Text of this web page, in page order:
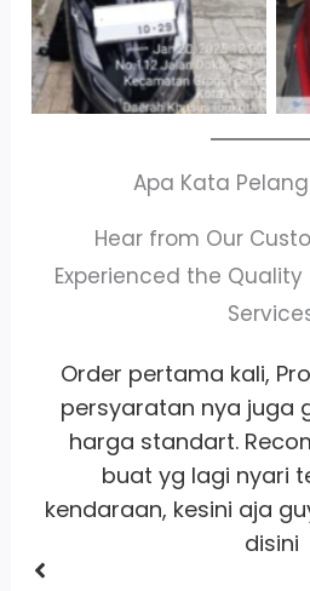
Apa Kata
Hear from Our
Experienced the
Whort it banget
satset recomm
buat sewa motor
Dhimas
5 Stars On